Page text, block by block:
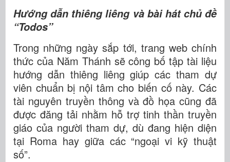
Hướng dẫn thiêng liêng và bài hát chủ đề
“Todos”
Trong những ngày sắp tới, trang web chính
thức của Năm Thánh sẽ công bố tập tài liệu
hướng dẫn thiêng liêng giúp các tham dự
viên chuẩn bị nội tâm cho biến cố này. Các
tài nguyên truyền thông và đồ họa cũng đã
được đăng tải nhằm hỗ trợ tinh thần truyền
giáo của người tham dự, dù đang hiện diện
tại Roma hay giữa các “ngoại vi kỹ thuật
số”.